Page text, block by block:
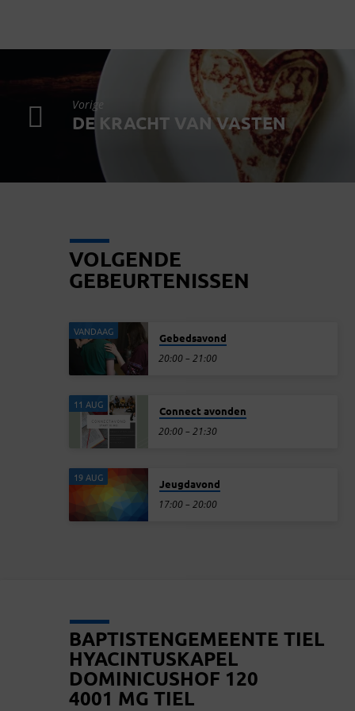
Vorige
DE KRACHT VAN VASTEN
VOLGENDE
GEBEURTENISSEN
VANDAAG
Gebedsavond
20:00 – 21:00
11 AUG
Connect avonden
20:00 – 21:30
19 AUG
Jeugdavond
17:00 – 20:00
BAPTISTENGEMEENTE TIEL
HYACINTUSKAPEL
DOMINICUSHOF 120
4001 MG TIEL